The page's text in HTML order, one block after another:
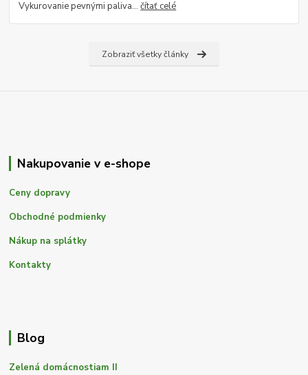
Vykurovanie pevnými paliva...čítať celé
Zobraziť všetky články
Nakupovanie v e-shope
Ceny dopravy
Obchodné podmienky
Nákup na splátky
Kontakty
Blog
Zelená domácnostiam II